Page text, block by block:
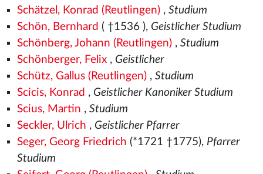
Schätzel, Konrad (Reutlingen), Studium
Schön, Bernhard ( †1536 ), Geistlicher Studium
Schönberg, Johann (Reutlingen), Studium
Schönberger, Felix, Geistlicher
Schütz, Gallus (Reutlingen), Studium
Scicis, Konrad , Geistlicher Kanoniker Studium
Scius, Martin , Studium
Seckler, Ulrich , Geistlicher Pfarrer
Seger, Georg Friedrich (*1721 †1775), Pfarrer
Studium